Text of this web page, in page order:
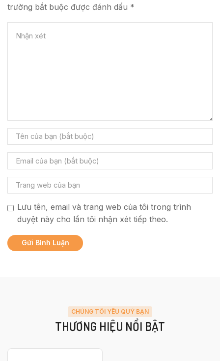
trường bắt buộc được đánh dấu *
Lưu tên, email và trang web của tôi trong trình
duyệt này cho lần tôi nhận xét tiếp theo.
CHÚNG TÔI YÊU QUÝ BẠN
THƯƠNG HIỆU NỔI BẬT